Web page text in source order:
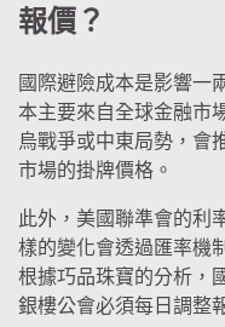
報價？
國際避險成本是影響一
本主要來自全球金融市
烏戰爭或中東局勢，會
市場的掛牌價格。
此外，美國聯準會的利
樣的變化會透過匯率機
根據巧品珠寶的分析，
銀樓公會必須每日調整